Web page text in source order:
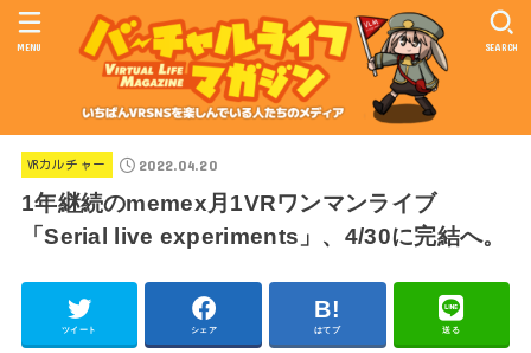
SEARCH
MENU
VRカルチャー 2022.04.20
1年継続のmemex月1VRワンマンライブ
「Serial live experiments」、4/30に完結へ。
ツイート シェア はてブ 送る